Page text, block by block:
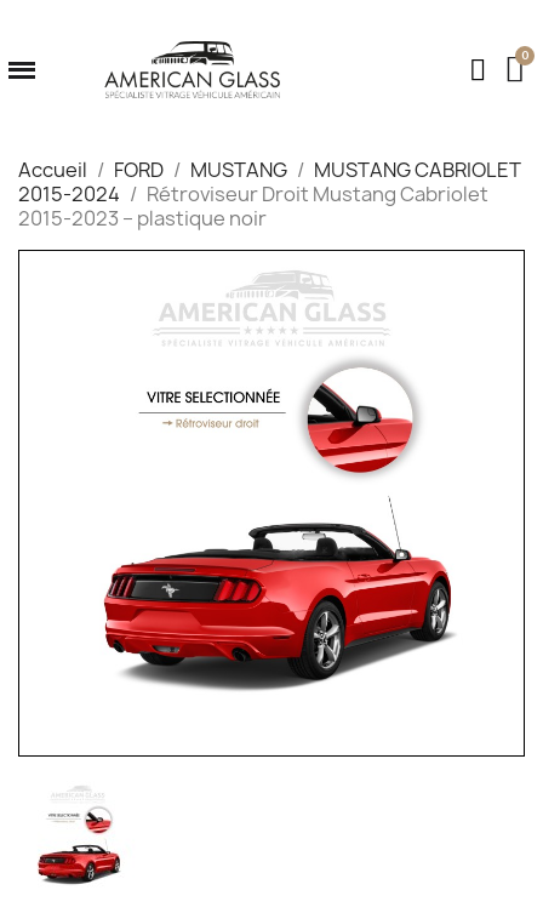
Accueil FORD MUSTANG
MUSTANG CABRIOLET
2015-2024
Rétroviseur Droit Mustang Cabriolet
2015‑2023 – plastique noir